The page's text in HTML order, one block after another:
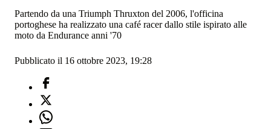
Partendo da una Triumph Thruxton del 2006, l'officina
portoghese ha realizzato una café racer dallo stile ispirato alle
moto da Endurance anni '70
Pubblicato il 16 ottobre 2023, 19:28